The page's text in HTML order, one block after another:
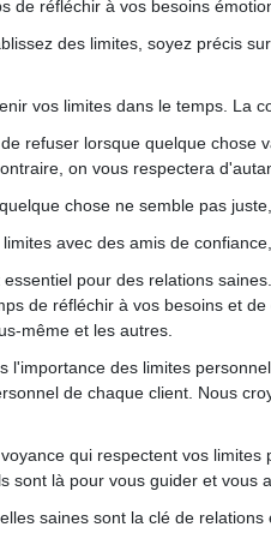
de réfléchir à vos besoins
des limites, soyez précis
vos limites dans le temps. La
refuser lorsque quelque chose
on vous respectera
chose ne semble pas
avec des amis de
pour des relations
de réfléchir à vos besoins et
même et les autres.
l'importance des limites
de chaque client. Nous
qui respectent vos
sont là pour vous guider et
saines sont la clé de relations